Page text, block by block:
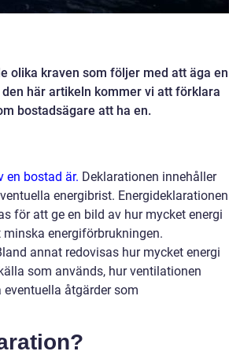
olika kraven som följer med att äga en
här artikeln kommer vi att förklara
bostadsägare att ha en.
en bostad är. Deklarationen innehåller
energibrist. Energideklarationen
för att ge en bild av hur mycket energi
energiförbrukningen.
annat redovisas hur mycket energi
som används, hur ventilationen
åtgärder som